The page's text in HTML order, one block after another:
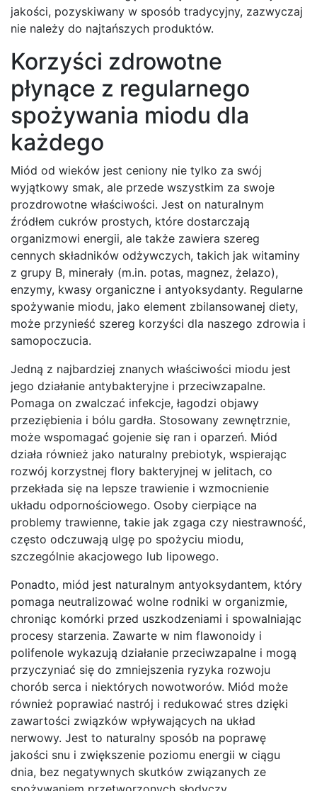
jakości, pozyskiwany w sposób tradycyjny, zazwyczaj
nie należy do najtańszych produktów.
Korzyści zdrowotne
płynące z regularnego
spożywania miodu dla
każdego
Miód od wieków jest ceniony nie tylko za swój
wyjątkowy smak, ale przede wszystkim za swoje
prozdrowotne właściwości. Jest on naturalnym
źródłem cukrów prostych, które dostarczają
organizmowi energii, ale także zawiera szereg
cennych składników odżywczych, takich jak witaminy
z grupy B, minerały (m.in. potas, magnez, żelazo),
enzymy, kwasy organiczne i antyoksydanty. Regularne
spożywanie miodu, jako element zbilansowanej diety,
może przynieść szereg korzyści dla naszego zdrowia i
samopoczucia.
Jedną z najbardziej znanych właściwości miodu jest
jego działanie antybakteryjne i przeciwzapalne.
Pomaga on zwalczać infekcje, łagodzi objawy
przeziębienia i bólu gardła. Stosowany zewnętrznie,
może wspomagać gojenie się ran i oparzeń. Miód
działa również jako naturalny prebiotyk, wspierając
rozwój korzystnej flory bakteryjnej w jelitach, co
przekłada się na lepsze trawienie i wzmocnienie
układu odpornościowego. Osoby cierpiące na
problemy trawienne, takie jak zgaga czy niestrawność,
często odczuwają ulgę po spożyciu miodu,
szczególnie akacjowego lub lipowego.
Ponadto, miód jest naturalnym antyoksydantem, który
pomaga neutralizować wolne rodniki w organizmie,
chroniąc komórki przed uszkodzeniami i spowalniając
procesy starzenia. Zawarte w nim flawonoidy i
polifenole wykazują działanie przeciwzapalne i mogą
przyczyniać się do zmniejszenia ryzyka rozwoju
chorób serca i niektórych nowotworów. Miód może
również poprawiać nastrój i redukować stres dzięki
zawartości związków wpływających na układ
nerwowy. Jest to naturalny sposób na poprawę
jakości snu i zwiększenie poziomu energii w ciągu
dnia, bez negatywnych skutków związanych ze